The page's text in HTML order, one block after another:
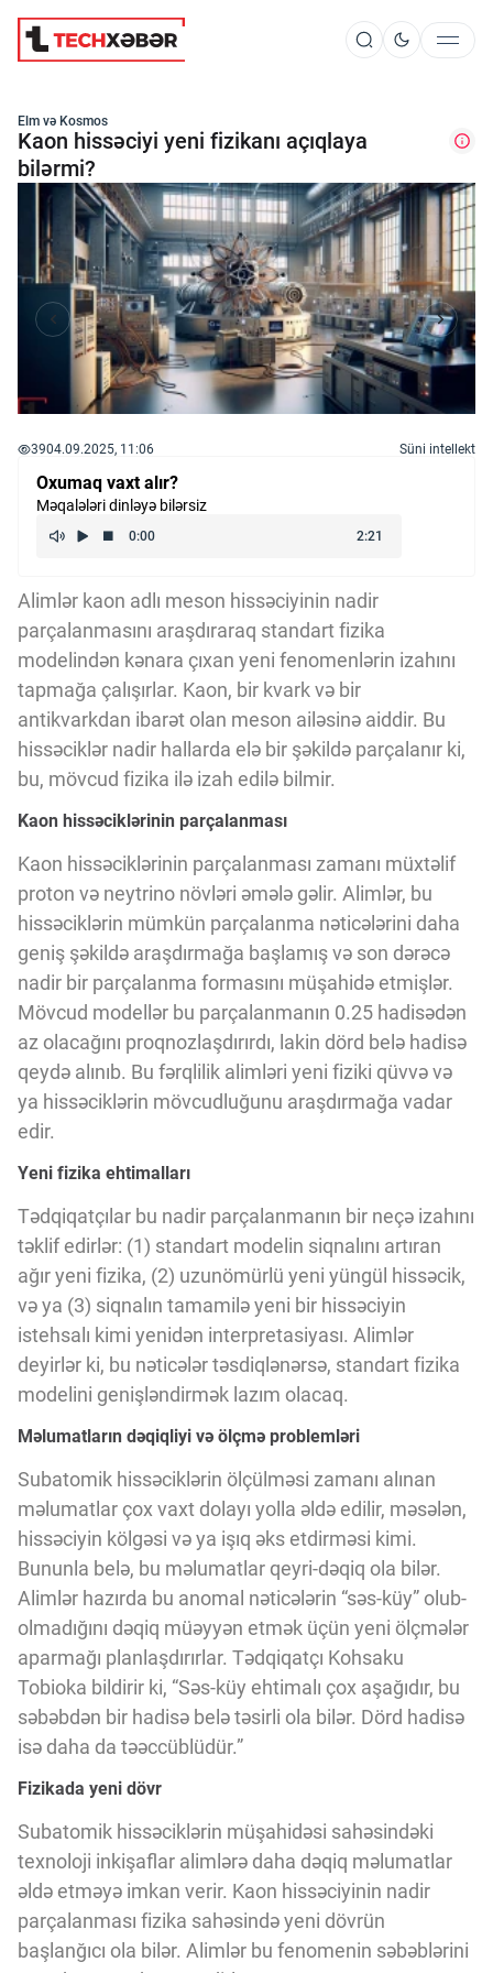
Süni İntellekt
Elm və Kosmos
Texnoloji İnkişaf
İnnovasiya və Startaplar
Robot və Cihazlar
Kriptovalyuta
ÇƏRƏZLƏR SİYASƏTİ
İSTIFADƏ ŞƏRTLƏRİ
MƏXFİLİK SİYASƏTİ
Vizyoner Baxışı
Innovasiya Bələdçisi
Gələcəyin Təhlili
Elm və Kosmos
Kaon hissəciyi yeni fizikanı açıqlaya
bilərmi?
3904.09.2025, 11:06 Süni intellekt
Oxumaq vaxt alır?
Məqalələri dinləyə bilərsiz
Alimlər kaon adlı meson hissəciyinin nadir
parçalanmasını araşdıraraq standart fizika
modelindən kənara çıxan yeni fenomenlərin izahını
tapmağa çalışırlar. Kaon, bir kvark və bir
antikvarkdan ibarət olan meson ailəsinə aiddir. Bu
hissəciklər nadir hallarda elə bir şəkildə parçalanır ki,
bu, mövcud fizika ilə izah edilə bilmir.
Kaon hissəciklərinin parçalanması
Kaon hissəciklərinin parçalanması zamanı müxtəlif
proton və neytrino növləri əmələ gəlir. Alimlər, bu
hissəciklərin mümkün parçalanma nəticələrini daha
geniş şəkildə araşdırmağa başlamış və son dərəcə
nadir bir parçalanma formasını müşahidə etmişlər.
Mövcud modellər bu parçalanmanın 0.25 hadisədən
az olacağını proqnozlaşdırırdı, lakin dörd belə hadisə
qeydə alınıb. Bu fərqlilik alimləri yeni fiziki qüvvə və
ya hissəciklərin mövcudluğunu araşdırmağa vadar
edir.
Yeni fizika ehtimalları
Tədqiqatçılar bu nadir parçalanmanın bir neçə izahını
təklif edirlər: (1) standart modelin siqnalını artıran
ağır yeni fizika, (2) uzunömürlü yeni yüngül hissəcik,
və ya (3) siqnalın tamamilə yeni bir hissəciyin
istehsalı kimi yenidən interpretasiyası. Alimlər
deyirlər ki, bu nəticələr təsdiqlənərsə, standart fizika
modelini genişləndirmək lazım olacaq.
Məlumatların dəqiqliyi və ölçmə problemləri
Subatomik hissəciklərin ölçülməsi zamanı alınan
məlumatlar çox vaxt dolayı yolla əldə edilir, məsələn,
hissəciyin kölgəsi və ya işıq əks etdirməsi kimi.
Bununla belə, bu məlumatlar qeyri-dəqiq ola bilər.
Alimlər hazırda bu anomal nəticələrin “səs-küy” olub-
olmadığını dəqiq müəyyən etmək üçün yeni ölçmələr
aparmağı planlaşdırırlar. Tədqiqatçı Kohsaku
Tobioka bildirir ki, “Səs-küy ehtimalı çox aşağıdır, bu
səbəbdən bir hadisə belə təsirli ola bilər. Dörd hadisə
isə daha da təəccüblüdür.”
Fizikada yeni dövr
Subatomik hissəciklərin müşahidəsi sahəsindəki
texnoloji inkişaflar alimlərə daha dəqiq məlumatlar
əldə etməyə imkan verir. Kaon hissəciyinin nadir
parçalanması fizika sahəsində yeni dövrün
başlanğıcı ola bilər. Alimlər bu fenomenin səbəblərini